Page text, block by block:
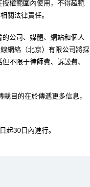
權範圍內使用，不得超範
關法律責任。
公司、媒體、網站和個人
網絡（北京）有限公司將採
不限于律師費、訴訟費、
目的在於傳遞更多信息，
起30日內進行。